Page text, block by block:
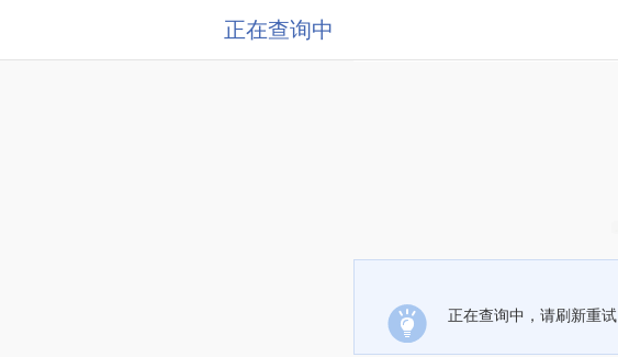
正在查询中
正在查询中，请刷新重试